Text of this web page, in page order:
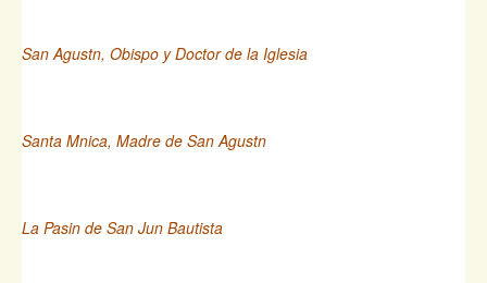
San Agustn, Obispo y Doctor de la Iglesia
Santa Mnica, Madre de San Agustn
La Pasin de San Jun Bautista